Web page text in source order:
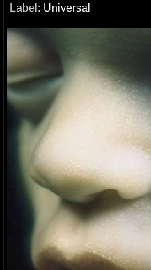
Label: Universal